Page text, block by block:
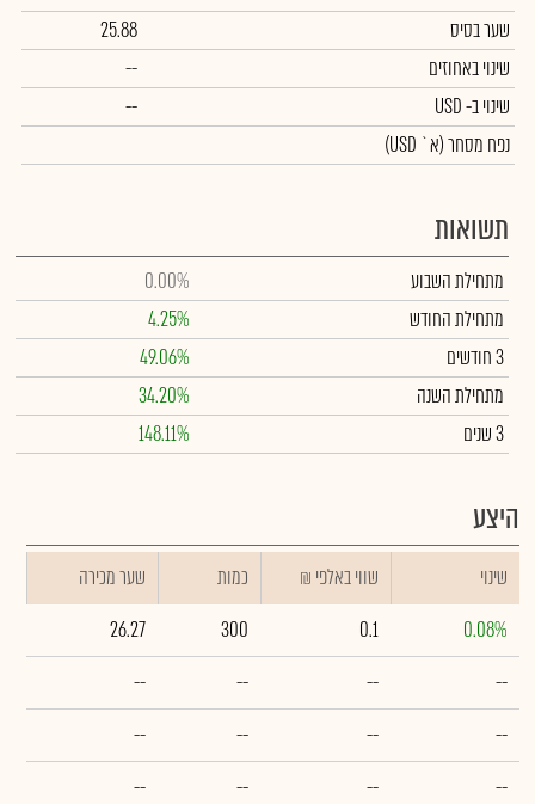
שער בסיס
25.88
שינוי באחוזים
--
שינויב- USD
--
נפח מסחר(א` USD)
תשואות
מתחילת השבוע
0.00%
מתחילת החודש
4.25%
3 חודשים
49.06%
מתחילת השנה
34.20%
3 שנים
148.11%
היצע
שינוי ₪ שווי באלפי כמות
שער מכירה
0.08%
0.1
300
26.27
--
--
--
--
--
--
--
--
--
--
--
--